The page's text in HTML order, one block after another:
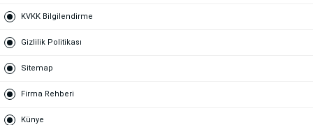
KVKK Bilgilendirme
Gizlilik Politikası
Sitemap
Firma Rehberi
Künye